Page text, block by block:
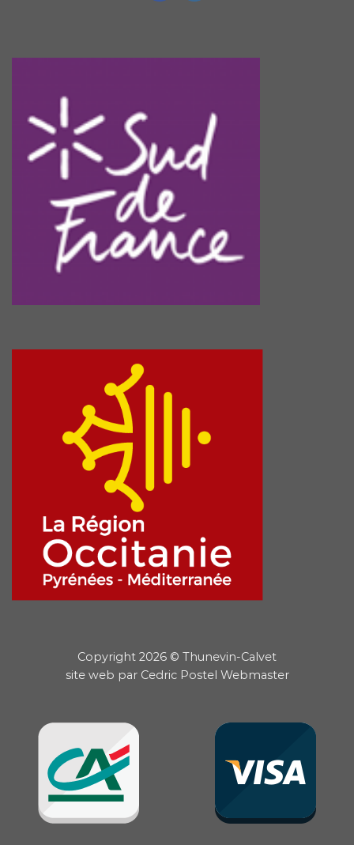
Copyright 2026 © Thunevin-Calvet
site web par Cedric Postel Webmaster